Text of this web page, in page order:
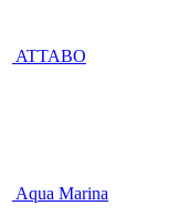
ATTABO
Aqua Marina